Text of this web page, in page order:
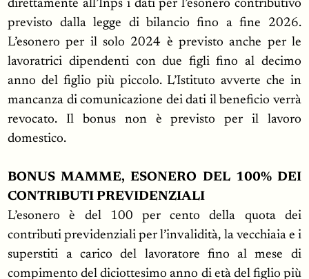
direttamente all’Inps i dati per l’esonero contributivo
previsto dalla legge di bilancio fino a fine 2026.
L’esonero per il solo 2024 è previsto anche per le
lavoratrici dipendenti con due figli fino al decimo
anno del figlio più piccolo. L’Istituto avverte che in
mancanza di comunicazione dei dati il beneficio verrà
revocato. Il bonus non è previsto per il lavoro
domestico.
BONUS MAMME, ESONERO DEL 100% DEI
CONTRIBUTI PREVIDENZIALI
L’esonero è del 100 per cento della quota dei
contributi previdenziali per l’invalidità, la vecchiaia e i
superstiti a carico del lavoratore fino al mese di
compimento del diciottesimo anno di età del figlio più